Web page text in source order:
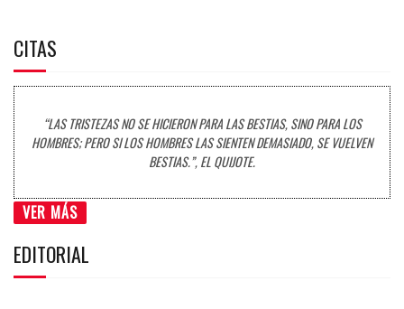
CITAS
“LAS TRISTEZAS NO SE HICIERON PARA LAS BESTIAS, SINO PARA LOS
HOMBRES; PERO SI LOS HOMBRES LAS SIENTEN DEMASIADO, SE VUELVEN
BESTIAS.”, EL QUIJOTE.
VER MÁS
EDITORIAL